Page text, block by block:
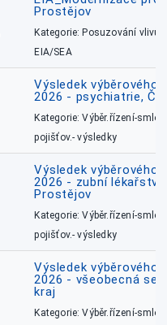
Prostějov
Kategorie: Posuzování vlivů
EIA/SEA
Výsledek výběrového
2026 - psychiatrie,
Kategorie: Výběr.řízení-
pojišťov.- výsledky
Výsledek výběrového
2026 - zubní
Prostějov
Kategorie: Výběr.řízení-
pojišťov.- výsledky
Výsledek výběrového
2026 - všeobecná
kraj
Kategorie: Výběr.řízení-